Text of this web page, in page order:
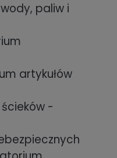
paliw i
artykułów
-